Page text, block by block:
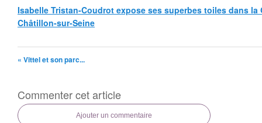
Isabelle Tristan-Coudrot expose ses superbes toiles dans la
Châtillon-sur-Seine
« Vittel et son parc...
Commenter cet article
Ajouter un commentaire